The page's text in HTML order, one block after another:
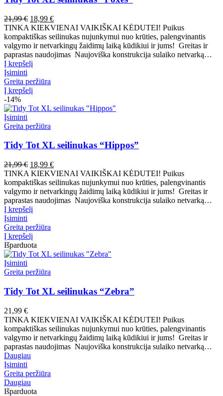
21,99€ Pradinė
kaina
buvo:
21,99 €.
18,99 €Dabartinė
kaina
yra:
18,99 €.
TINKA KIEKVIENAI VAIKIŠKAI KĖDUTEI! Puikus
kompaktiškas seilinukas nujunkymui nuo krūties, palengvinantis
valgymo ir netvarkingų žaidimų laiką kūdikiui ir jums! Greitas ir
paprastas naudojimas Naujoviška konstrukcija sulaiko netvarką…
Į krepšelį
Įsiminti
Greita peržiūra
Į krepšelį
-14%
Įsiminti
Greita peržiūra
Tidy Tot XL seilinukas “Hippos”
21,99€ Pradinė
kaina
buvo:
21,99 €.
18,99 €Dabartinė
kaina
yra:
18,99 €.
TINKA KIEKVIENAI VAIKIŠKAI KĖDUTEI! Puikus
kompaktiškas seilinukas nujunkymui nuo krūties, palengvinantis
valgymo ir netvarkingų žaidimų laiką kūdikiui ir jums! Greitas ir
paprastas naudojimas Naujoviška konstrukcija sulaiko netvarką…
Į krepšelį
Įsiminti
Greita peržiūra
Į krepšelį
Išparduota
Įsiminti
Greita peržiūra
Tidy Tot XL seilinukas “Zebra”
21,99 €
TINKA KIEKVIENAI VAIKIŠKAI KĖDUTEI! Puikus
kompaktiškas seilinukas nujunkymui nuo krūties, palengvinantis
valgymo ir netvarkingų žaidimų laiką kūdikiui ir jums! Greitas ir
paprastas naudojimas Naujoviška konstrukcija sulaiko netvarką…
Daugiau
Įsiminti
Greita peržiūra
Daugiau
Išparduota